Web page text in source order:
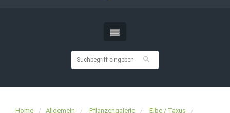
Home Allgemein Pflanzengalerie
Eibe / Taxus